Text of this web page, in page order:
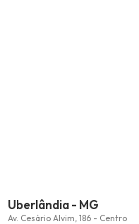
Uberlândia - MG
Av. Cesário Alvim, 186 - Centro